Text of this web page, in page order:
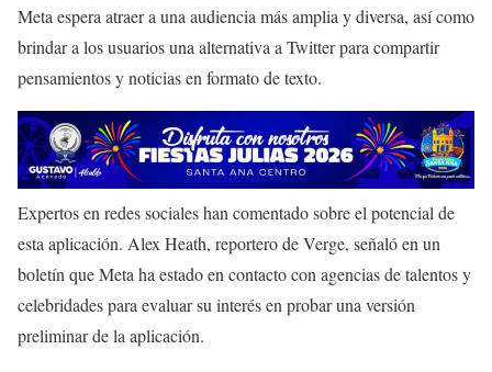
Meta espera atraer a una audiencia más amplia y diversa, así como
brindar a los usuarios una alternativa a Twitter para compartir
pensamientos y noticias en formato de texto.
Expertos en redes sociales han comentado sobre el potencial de
esta aplicación. Alex Heath, reportero de Verge, señaló en un
boletín que Meta ha estado en contacto con agencias de talentos y
celebridades para evaluar su interés en probar una versión
preliminar de la aplicación.